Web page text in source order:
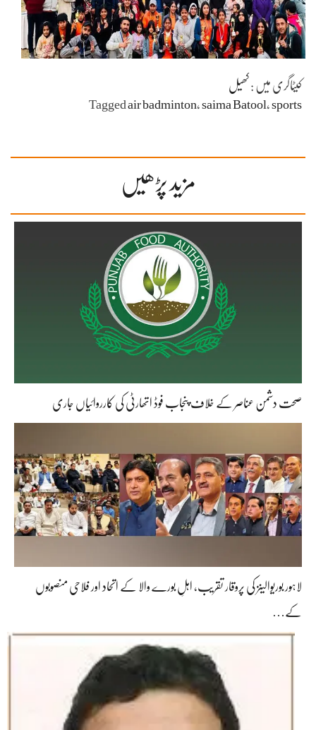
کیٹاگری میں : کھیل
Tagged air badminton، saima Batool ، sports
مزید پڑھیں
صحت دشمن عناصر کے خلاف پنجاب فوڈ اتھارٹی کی کارروائیاں جاری
لاہور بوریوالینز کی پروقار تقریب، اہلِ بورے والا کے اتحاد اور فلاحی منصوبوں
کے…